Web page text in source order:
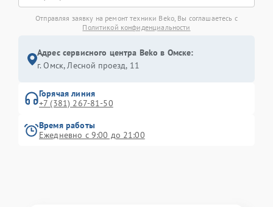
Отправляя заявку на ремонт техники Beko, Вы соглашаетесь с
Политикой конфиденциальности
Адрес сервисного центра Beko в Омске:
г. Омск, ​Лесной проезд, 11
Горячая линия
+7 (381) 267-81-50
Время работы
Ежедневно с 9:00 до 21:00